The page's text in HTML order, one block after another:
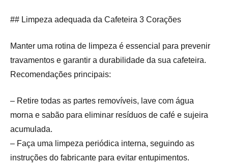
## Limpeza adequada da Cafeteira 3 Corações
Manter uma rotina de limpeza é essencial para prevenir
travamentos e garantir a durabilidade da sua cafeteira.
Recomendações principais:
– Retire todas as partes removíveis, lave com água
morna e sabão para eliminar resíduos de café e sujeira
acumulada.
– Faça uma limpeza periódica interna, seguindo as
instruções do fabricante para evitar entupimentos.